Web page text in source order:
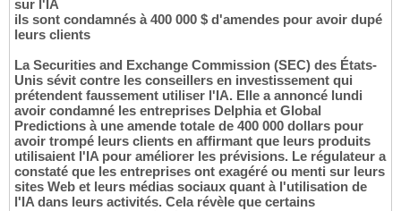
sur l'IA
ils sont condamnés à 400 000 $ d'amendes pour avoir dupé
leurs clients
La Securities and Exchange Commission (SEC) des États-
Unis sévit contre les conseillers en investissement qui
prétendent faussement utiliser l'IA. Elle a annoncé lundi
avoir condamné les entreprises Delphia et Global
Predictions à une amende totale de 400 000 dollars pour
avoir trompé leurs clients en affirmant que leurs produits
utilisaient l'IA pour améliorer les prévisions. Le régulateur a
constaté que les entreprises ont exagéré ou menti sur leurs
sites Web et leurs médias sociaux quant à l'utilisation de
l'IA dans leurs activités. Cela révèle que certains